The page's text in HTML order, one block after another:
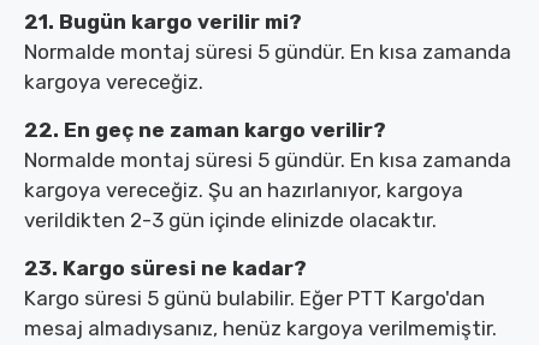
21. Bugün kargo verilir mi?
Normalde montaj süresi 5 gündür. En kısa zamanda
kargoya vereceğiz.
22. En geç ne zaman kargo verilir?
Normalde montaj süresi 5 gündür. En kısa zamanda
kargoya vereceğiz. Şu an hazırlanıyor, kargoya
verildikten 2-3 gün içinde elinizde olacaktır.
23. Kargo süresi ne kadar?
Kargo süresi 5 günü bulabilir. Eğer PTT Kargo'dan
mesaj almadıysanız, henüz kargoya verilmemiştir.